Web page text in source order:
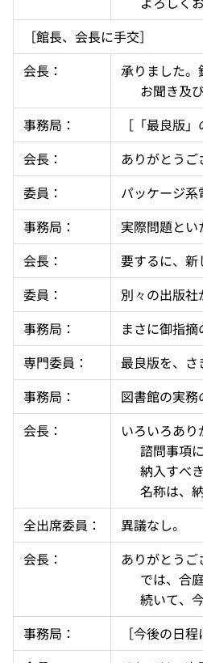
［館長、会長に手交］
会長：
承りました
　お聞き
事務局：
［「最良版
会長：
ありがとう
委員：
パッケージ
事務局：
実際問題と
会長：
要するに、
委員：
別々の出版
事務局：
まさに御指
専門委員：
最良版を、
事務局：
図書館の実
会長：
いろいろあ
　諮問事
　納入す
　名称は
全出席委員：
異議なし。
会長：
ありがとうご
　では、
　続いて
事務局：
［今後の日